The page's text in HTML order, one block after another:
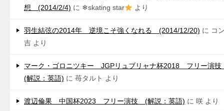
想 (2014/2/4) に ❄skating star より
羽生結弦の2014年 逆境こそ強くなれる (2014/12/20) に コ
吉 より
マーク・ゴロニツキー JGPリュブリャナ杯2018 フリー演
(解説：英語) に 苺タルト より
渡辺倫果 中国杯2023 フリー演技 (解説：英語) に 咲 より